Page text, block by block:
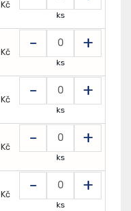
ks
- +
ks
- +
ks
- +
ks
- +
ks